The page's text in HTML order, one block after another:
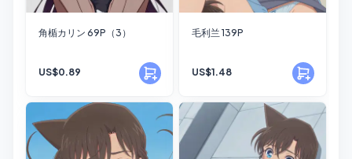
角楯カリン 69P（3）
US$0.89
毛利兰 139P
US$1.48